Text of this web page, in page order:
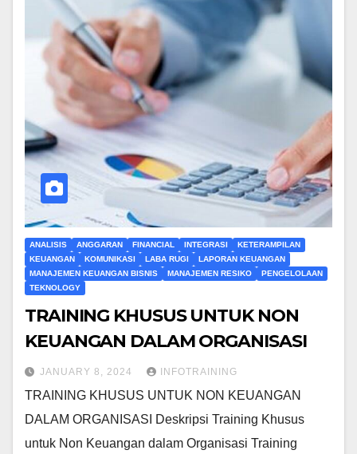
ANALISIS ANGGARAN FINANCIAL INTEGRASI
KETERAMPILAN
KEUANGAN
KOMUNIKASI LABA RUGI
LAPORAN KEUANGAN
MANAJEMEN KEUANGAN BISNIS
MANAJEMEN RESIKO
PENGELOLAAN
TEKNOLOGY
TRAINING KHUSUS UNTUK NON
KEUANGAN DALAM ORGANISASI
JANUARY 8, 2024 INFOTRAINING
TRAINING KHUSUS UNTUK NON KEUANGAN
DALAM ORGANISASI Deskripsi Training Khusus
untuk Non Keuangan dalam Organisasi Training